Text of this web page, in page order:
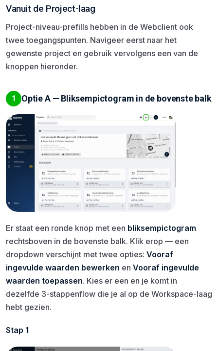
Vanuit de Project-laag
Project-niveau-prefills hebben in de Webclient ook
twee toegangspunten. Navigeer eerst naar het
gewenste project en gebruik vervolgens een van de
knoppen hieronder.
1 Optie A — Bliksempictogram in de bovenste balk
Er staat een ronde knop met een bliksempictogram
rechtsboven in de bovenste balk. Klik erop — een
dropdown verschijnt met twee opties: Vooraf
ingevulde waarden bewerken en Vooraf ingevulde
waarden toepassen. Kies er een en je komt in
dezelfde 3-stappenflow die je al op de Workspace-laag
hebt gezien.
Stap 1